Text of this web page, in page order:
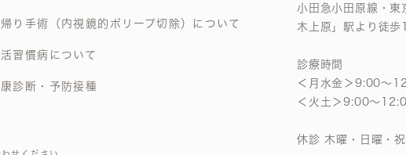
帰り手術（内視鏡的ポリープ切除）について
習慣病について
診断・予防接種
小田急小田原線・東
木上原」駅より徒歩
診療時間
＜月水金＞9:00〜
＜火土＞9:00〜
休診 木曜・日曜・祝